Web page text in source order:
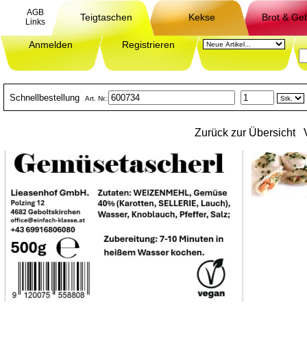
AGB
Links
Teigtaschen Kekse Brot &
Anmelden Registrieren
Schnellbestellung Art. Nr.:
Zurück zur Übersicht